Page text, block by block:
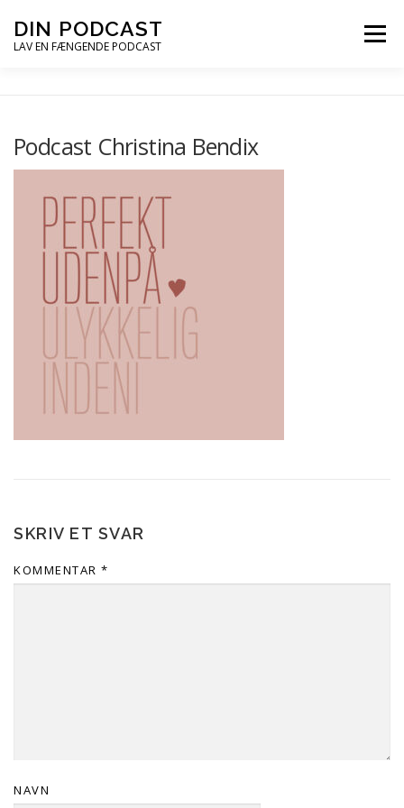
tilDIN PODCAST
LAV EN FÆNGENDE PODCAST
Menu
PODCAST – LYT PODCAST MAIL
Podcast Christina Bendix
SKRIV ET SVAR
KOMMENTAR *
NAVN